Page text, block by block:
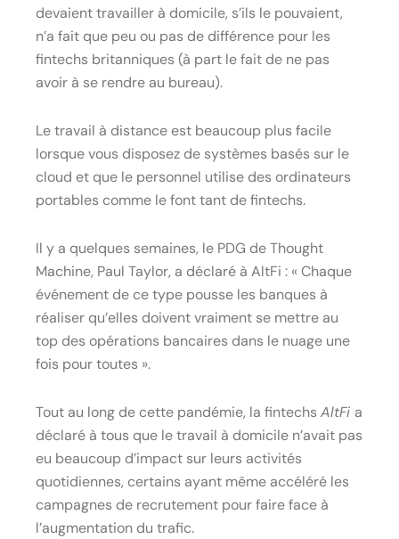
devaient travailler à domicile, s’ils le pouvaient,
n’a fait que peu ou pas de différence pour les
fintechs britanniques (à part le fait de ne pas
avoir à se rendre au bureau).
Le travail à distance est beaucoup plus facile
lorsque vous disposez de systèmes basés sur le
cloud et que le personnel utilise des ordinateurs
portables comme le font tant de fintechs.
Il y a quelques semaines, le PDG de Thought
Machine, Paul Taylor, a déclaré à AltFi : « Chaque
événement de ce type pousse les banques à
réaliser qu’elles doivent vraiment se mettre au
top des opérations bancaires dans le nuage une
fois pour toutes ».
Tout au long de cette pandémie, la fintechsAltFi a
déclaré à tous que le travail à domicile n’avait pas
eu beaucoup d’impact sur leurs activités
quotidiennes, certains ayant même accéléré les
campagnes de recrutement pour faire face à
l’augmentation du trafic.